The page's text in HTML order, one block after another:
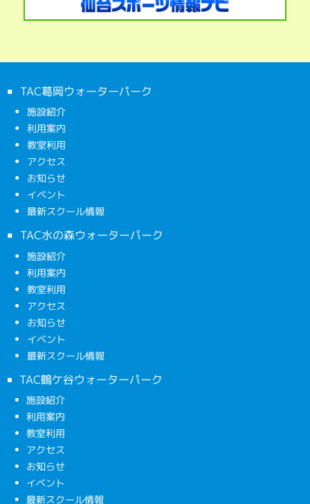
TAC葛岡ウォーターパーク
施設紹介
利用案内
教室利用
アクセス
お知らせ
イベント
最新スクール情報
TAC水の森ウォーターパーク
施設紹介
利用案内
教室利用
アクセス
お知らせ
イベント
最新スクール情報
TAC鶴ケ谷ウォーターパーク
施設紹介
利用案内
教室利用
アクセス
お知らせ
イベント
最新スクール情報